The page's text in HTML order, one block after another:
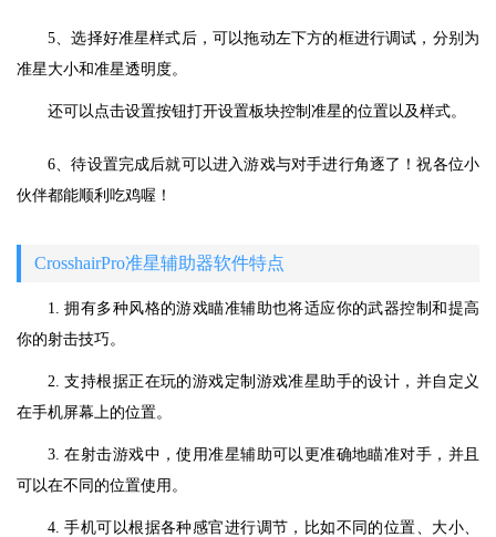
5、选择好准星样式后，可以拖动左下方的框进行调试，分别为
准星大小和准星透明度。
还可以点击设置按钮打开设置板块控制准星的位置以及样式。
6、待设置完成后就可以进入游戏与对手进行角逐了！祝各位小
伙伴都能顺利吃鸡喔！
CrosshairPro准星辅助器软件特点
1. 拥有多种风格的游戏瞄准辅助也将适应你的武器控制和提高
你的射击技巧。
2. 支持根据正在玩的游戏定制游戏准星助手的设计，并自定义
在手机屏幕上的位置。
3. 在射击游戏中，使用准星辅助可以更准确地瞄准对手，并且
可以在不同的位置使用。
4. 手机可以根据各种感官进行调节，比如不同的位置、大小、